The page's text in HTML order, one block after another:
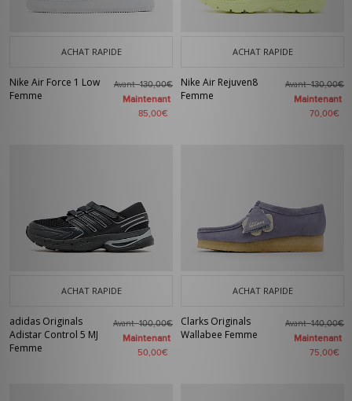
ACHAT RAPIDE
Nike Air Force 1 Low
Femme
Avant130,00€
Maintenant
85,00€
ACHAT RAPIDE
Nike Air Rejuven8
Femme
Avant130,00€
Maintenant
70,00€
ACHAT RAPIDE
adidas Originals
Adistar Control 5 MJ
Femme
Avant100,00€
Maintenant
50,00€
ACHAT RAPIDE
Clarks Originals
Wallabee Femme
Avant140,00€
Maintenant
75,00€